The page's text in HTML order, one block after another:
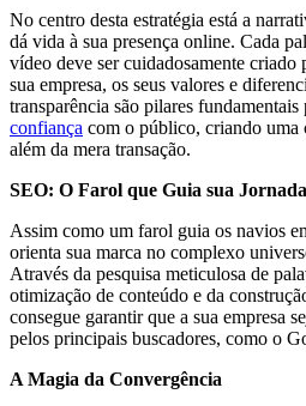
No centro desta estratégia está a
dá vida à sua presença online. Cada
vídeo deve ser cuidadosamente criado
sua empresa, os seus valores e
transparência são pilares fundamentais
confiança com o público, criando uma
além da mera transação.
SEO: O Farol que Guia sua Jornada
Assim como um farol guia os navios
orienta sua marca no complexo
Através da pesquisa meticulosa de
otimização de conteúdo e da
consegue garantir que a sua empresa
pelos principais buscadores, como o
A Magia da Convergência